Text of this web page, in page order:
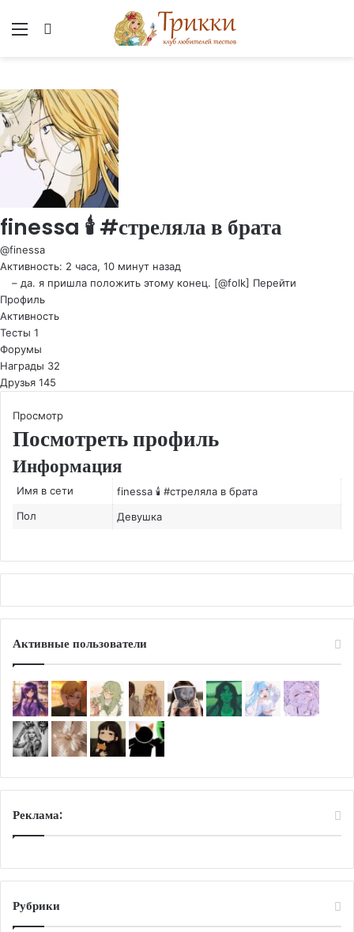
Меню
finessa 🕯 #стреляла в брата
@finessa
Активность: 2 часа, 10 минут назад
– да. я пришла положить этому конец. [@folk] Перейти
Профиль
Активность
Тесты 1
Форумы
Награды 32
Друзья 145
Просмотр
Посмотреть профиль
Информация
Имя в сети
finessa 🕯 #стреляла в брата
Пол
Девушка
Активные пользователи
Реклама:
Рубрики